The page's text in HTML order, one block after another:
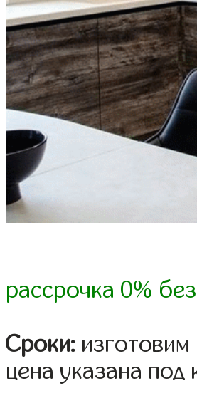
рассрочка 0%
Сроки:
цена указана под